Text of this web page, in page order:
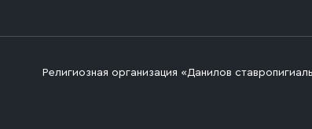
Религиозная организация «Данилов